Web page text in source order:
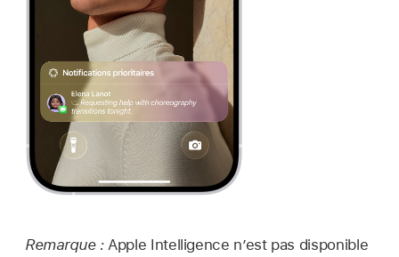
Remarque :Apple Intelligence n’est pas disponible